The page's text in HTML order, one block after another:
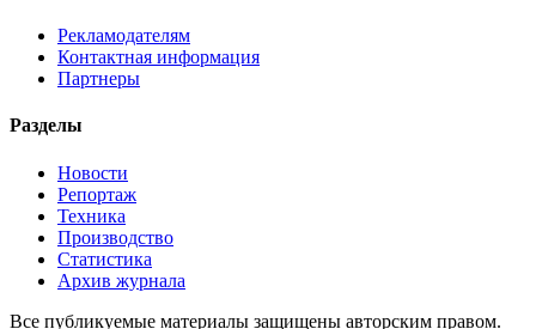
Рекламодателям
Контактная информация
Партнеры
Разделы
Новости
Репортаж
Техника
Производство
Статистика
Архив журнала
Все публикуемые материалы защищены авторским правом.